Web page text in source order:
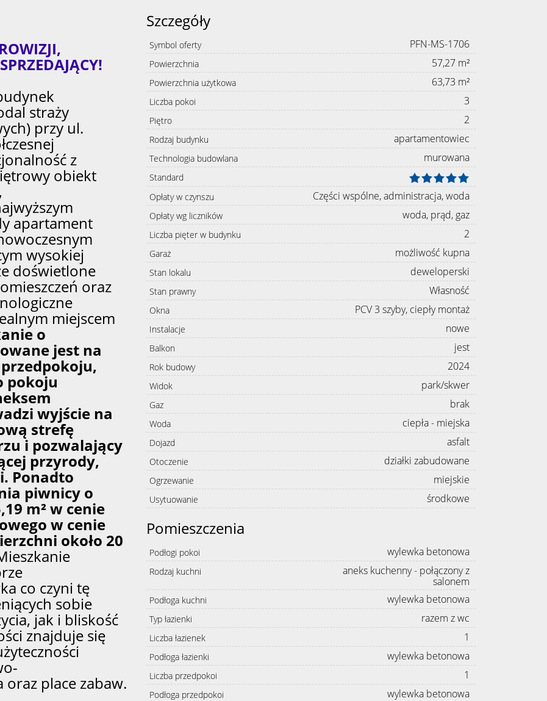
straży
przy ul.
z
obiekt
apartament
wysokiej
doświetlone
oraz
miejscem
o
jest na
pokoju
wyjście na
strefę
i pozwalający
przyrody,
Ponadto
piwnicy o
m² w cenie
w cenie
około 20
co czyni tę
sobie
jak i bliskość
znajduje się
oraz place zabaw.
Szczegóły
Symbol oferty PFN-MS-1706
Powierzchnia 57,27 m²
Powierzchnia użytkowa 63,73 m²
Liczba pokoi 3
Piętro 2
Rodzaj budynku apartamentowiec
Technologia budowlana murowana
Standard
Opłaty w czynszu
Części wspólne, administracja, woda
Opłaty wg liczników woda, prąd, gaz
Liczba pięter w budynku 2
Garaż możliwość kupna
Stan lokalu deweloperski
Stan prawny Własność
Okna PCV 3 szyby, ciepły montaż
Instalacje nowe
Balkon jest
Rok budowy 2024
Widok park/skwer
Gaz brak
Woda ciepła - miejska
Dojazd asfalt
Otoczenie działki zabudowane
Ogrzewanie miejskie
Usytuowanie środkowe
Pomieszczenia
Podłogi pokoi wylewka betonowa
Rodzaj kuchni
aneks kuchenny - połączony z
salonem
Podłoga kuchni wylewka betonowa
Typ łazienki razem z wc
Liczba łazienek 1
Podłoga łazienki wylewka betonowa
Liczba przedpokoi 1
Podłoga przedpokoi wylewka betonowa